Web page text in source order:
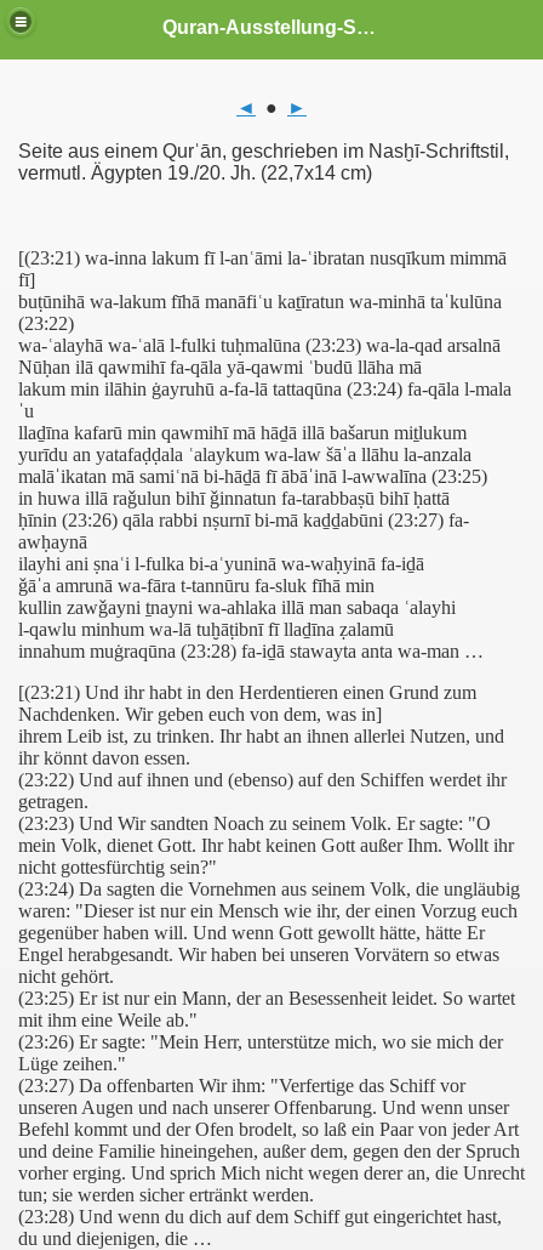
Quran-Ausstellung-Schwerin
◄ ● ►
Seite aus einem Qurˈān, geschrieben im Nasḫī-Schriftstil,
vermutl. Ägypten 19./20. Jh. (22,7x14 cm)
[(23:21) wa-inna lakum fī l-anʿāmi la-ʿibratan nusqīkum mimmā
fī]
buṭūnihā wa-lakum fīhā manāfiʿu kaṯīratun wa-minhā taˈkulūna
(23:22)
wa-ʿalayhā wa-ʿalā l-fulki tuḥmalūna (23:23) wa-la-qad arsalnā
Nūḥan ilā qawmihī fa-qāla yā-qawmi ʿbudū llāha mā
lakum min ilāhin ġayruhū a-fa-lā tattaqūna (23:24) fa-qāla l-mala
ˈu
llaḏīna kafarū min qawmihī mā hāḏā illā bašarun miṯlukum
yurīdu an yatafaḍḍala ʿalaykum wa-law šāˈa llāhu la-anzala
malāˈikatan mā samiʿnā bi-hāḏā fī ābāˈinā l-awwalīna (23:25)
in huwa illā raǧulun bihī ǧinnatun fa-tarabbaṣū bihī ḥattā
ḥīnin (23:26) qāla rabbi nṣurnī bi-mā kaḏḏabūni (23:27) fa-
awḥaynā
ilayhi ani ṣnaʿi l-fulka bi-aʿyuninā wa-waḥyinā fa-iḏā
ǧāˈa amrunā wa-fāra t-tannūru fa-sluk fīhā min
kullin zawǧayni ṯnayni wa-ahlaka illā man sabaqa ʿalayhi
l-qawlu minhum wa-lā tuḫāṭibnī fī llaḏīna ẓalamū
innahum muġraqūna (23:28) fa-iḏā stawayta anta wa-man …
[(23:21) Und ihr habt in den Herdentieren einen Grund zum
Nachdenken. Wir geben euch von dem, was in]
ihrem Leib ist, zu trinken. Ihr habt an ihnen allerlei Nutzen, und
ihr könnt davon essen.
(23:22) Und auf ihnen und (ebenso) auf den Schiffen werdet ihr
getragen.
(23:23) Und Wir sandten Noach zu seinem Volk. Er sagte: "O
mein Volk, dienet Gott. Ihr habt keinen Gott außer Ihm. Wollt ihr
nicht gottesfürchtig sein?"
(23:24) Da sagten die Vornehmen aus seinem Volk, die ungläubig
waren: "Dieser ist nur ein Mensch wie ihr, der einen Vorzug euch
gegenüber haben will. Und wenn Gott gewollt hätte, hätte Er
Engel herabgesandt. Wir haben bei unseren Vorvätern so etwas
nicht gehört.
(23:25) Er ist nur ein Mann, der an Besessenheit leidet. So wartet
mit ihm eine Weile ab."
(23:26) Er sagte: "Mein Herr, unterstütze mich, wo sie mich der
Lüge zeihen."
(23:27) Da offenbarten Wir ihm: "Verfertige das Schiff vor
unseren Augen und nach unserer Offenbarung. Und wenn unser
Befehl kommt und der Ofen brodelt, so laß ein Paar von jeder Art
und deine Familie hineingehen, außer dem, gegen den der Spruch
vorher erging. Und sprich Mich nicht wegen derer an, die Unrecht
tun; sie werden sicher ertränkt werden.
(23:28) Und wenn du dich auf dem Schiff gut eingerichtet hast,
du und diejenigen, die …
(an-Nisa - die Frauen), Vers 1
33-44
des Krieges), Verse 1-11
des Krieges), Verse 28-36
30-36
(Yusuf - Josef), Verse 1-15
17-28
10-22
Verse 15-25
- 20. Sure TaHa, Vers 37
Verse 63-73
Verse 21-38
Verse 86-120
Vers 63 - 30. Sure (ar-Rum - die Byzantiner), Vers 7
Verse 22-35
52 - 31. Sure (Luqmān - der Weise), Vers 4
12-21